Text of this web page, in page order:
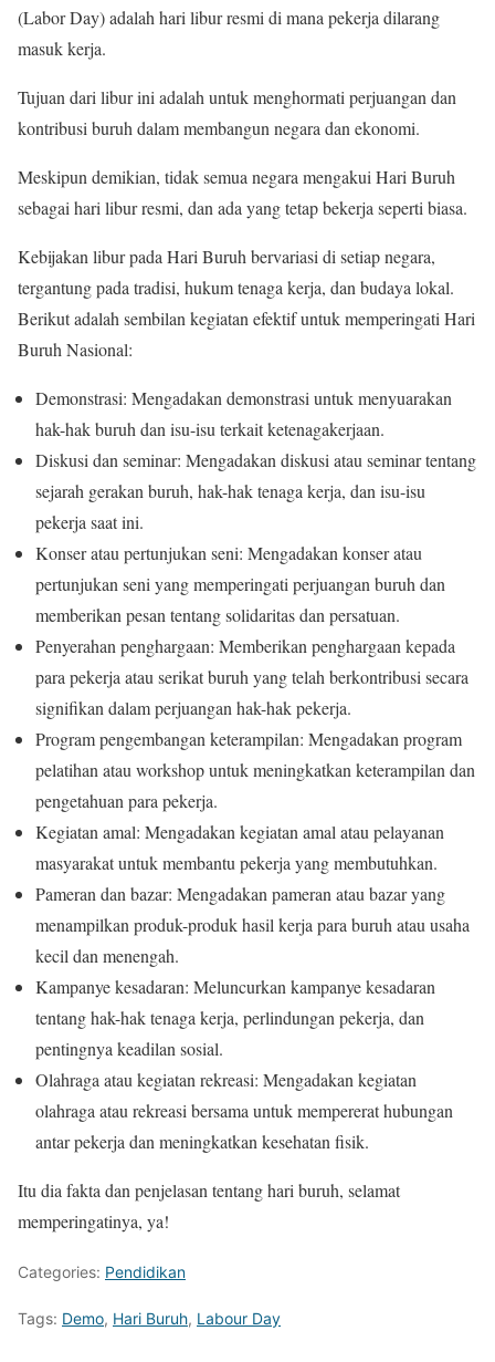
(Labor Day) adalah hari libur resmi di mana pekerja dilarang
masuk kerja.
Tujuan dari libur ini adalah untuk menghormati perjuangan dan
kontribusi buruh dalam membangun negara dan ekonomi.
Meskipun demikian, tidak semua negara mengakui Hari Buruh
sebagai hari libur resmi, dan ada yang tetap bekerja seperti biasa.
Kebijakan libur pada Hari Buruh bervariasi di setiap negara,
tergantung pada tradisi, hukum tenaga kerja, dan budaya lokal.
Berikut adalah sembilan kegiatan efektif untuk memperingati Hari
Buruh Nasional:
Demonstrasi: Mengadakan demonstrasi untuk menyuarakan
hak-hak buruh dan isu-isu terkait ketenagakerjaan.
Diskusi dan seminar: Mengadakan diskusi atau seminar tentang
sejarah gerakan buruh, hak-hak tenaga kerja, dan isu-isu
pekerja saat ini.
Konser atau pertunjukan seni: Mengadakan konser atau
pertunjukan seni yang memperingati perjuangan buruh dan
memberikan pesan tentang solidaritas dan persatuan.
Penyerahan penghargaan: Memberikan penghargaan kepada
para pekerja atau serikat buruh yang telah berkontribusi secara
signifikan dalam perjuangan hak-hak pekerja.
Program pengembangan keterampilan: Mengadakan program
pelatihan atau workshop untuk meningkatkan keterampilan dan
pengetahuan para pekerja.
Kegiatan amal: Mengadakan kegiatan amal atau pelayanan
masyarakat untuk membantu pekerja yang membutuhkan.
Pameran dan bazar: Mengadakan pameran atau bazar yang
menampilkan produk-produk hasil kerja para buruh atau usaha
kecil dan menengah.
Kampanye kesadaran: Meluncurkan kampanye kesadaran
tentang hak-hak tenaga kerja, perlindungan pekerja, dan
pentingnya keadilan sosial.
Olahraga atau kegiatan rekreasi: Mengadakan kegiatan
olahraga atau rekreasi bersama untuk mempererat hubungan
antar pekerja dan meningkatkan kesehatan fisik.
Itu dia fakta dan penjelasan tentang hari buruh, selamat
memperingatinya, ya!
Categories: Pendidikan
Tags: Demo, Hari Buruh, Labour Day